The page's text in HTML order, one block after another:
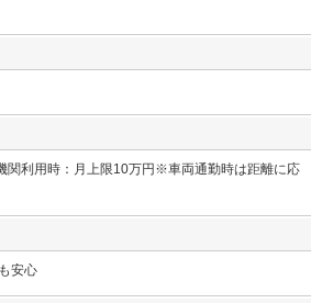
関利用時：月上限10万円※車両通勤時は距離に応
安心